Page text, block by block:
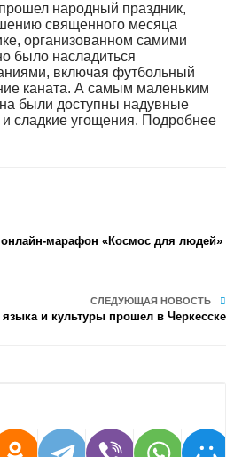
народный праздник,
священного месяца
организованном самими
было насладиться
включая футбольный
каната. А самым маленьким
были доступны надувные
и сладкие угощения. Подробнее
марафон «Космос для людей»
СЛЕДУЮЩАЯ НОВОСТЬ
языка и культуры прошел в Черкесске